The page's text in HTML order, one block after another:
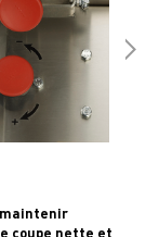
coupe nette et